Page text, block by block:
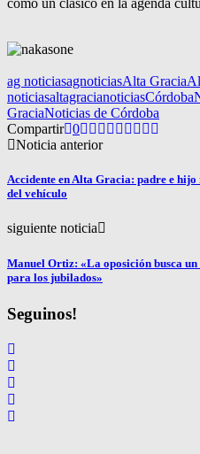
como un clásico en la agenda
ag noticiasagnoticiasAlta Gracia
noticiasaltagracianoticiasCórdoba
GraciaNoticias de Córdoba
Compartir 0
Noticia anterior
Accidente en Alta Gracia: padre e
del vehículo
siguiente noticia
Manuel Ortiz: «La oposición busca
para los jubilados»
Seguinos!